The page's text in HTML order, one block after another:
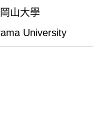
山大學
University